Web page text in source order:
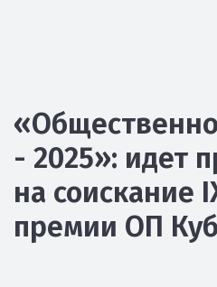
- 2025»: идет
на соискание
премии ОП